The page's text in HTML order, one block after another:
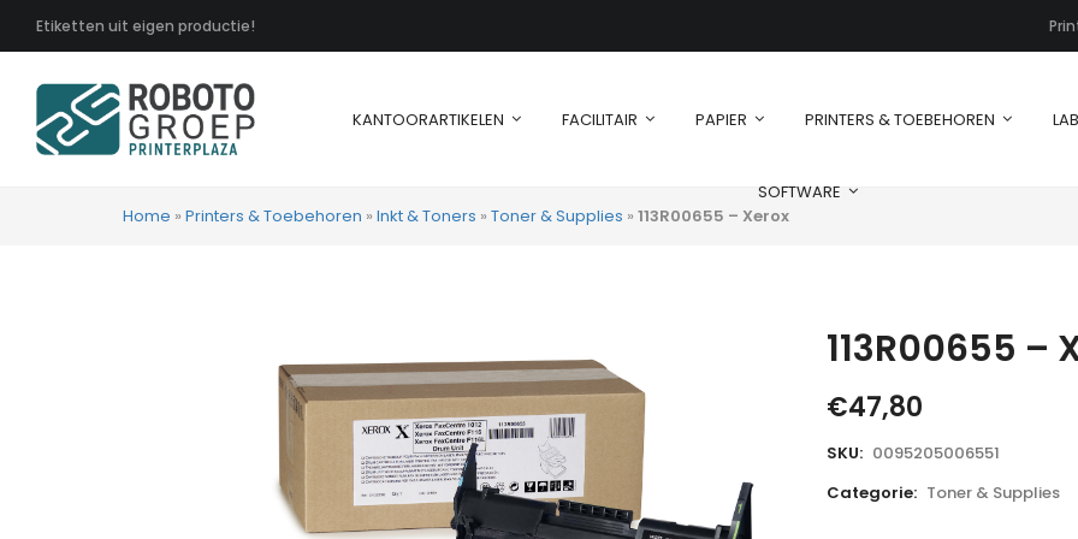
Etiketten uit eigen productie!
KANTOORARTIKELEN FACILITAIR PAPIER PRINTERS & TOEBEHOREN
SOFTWARE
Home » Printers & Toebehoren » Inkt & Toners » Toner & Supplies » 113R00655 – Xerox
113R00655 –
€47,80
SKU: 0095205006551
Categorie: Toner & Supplies